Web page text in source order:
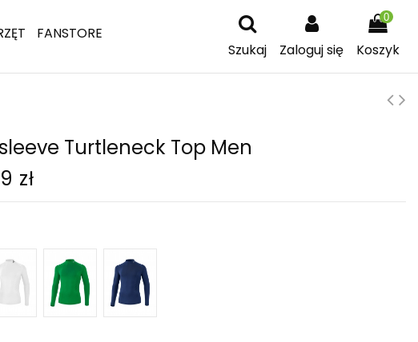
FANSTORE
Szukaj
Zaloguj się
0
Koszyk
Turtleneck Top Men
zł